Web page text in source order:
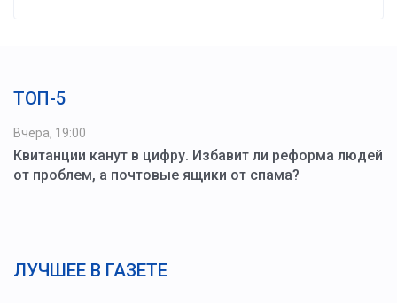
ТОП-5
Вчера, 19:00
Квитанции канут в цифру. Избавит ли реформа людей
от проблем, а почтовые ящики от спама?
ЛУЧШЕЕ В ГАЗЕТЕ